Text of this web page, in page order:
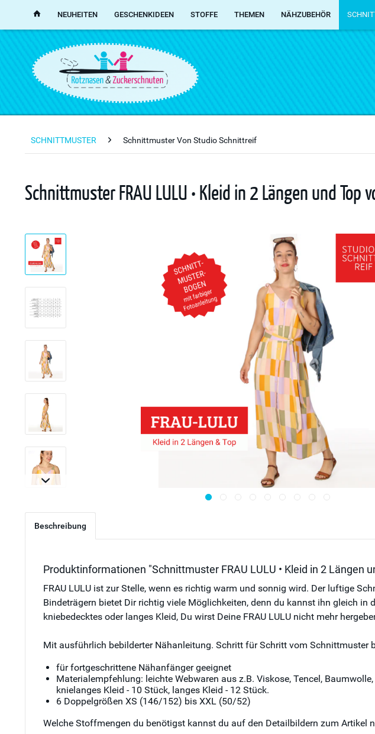
NEUHEITEN GESCHENKIDEEN STOFFE THEMEN NÄHZUBEHÖR
SCHNITTMUSTER Schnittmuster Von Studio Schnittreif
Schnittmuster FRAU LULU • Kleid in 2 Längen und Top
Beschreibung
Produktinformationen "Schnittmuster FRAU LULU • Kleid in 2 Längen
FRAU LULU ist zur Stelle, wenn es richtig warm und sonnig wird. Der luftige
Bindeträgern bietet Dir richtig viele Möglichkeiten, denn du kannst ihn gleich
kniebedecktes oder langes Kleid, Du wirst Deine FRAU LULU nicht mehr
Mit ausführlich bebilderter Nähanleitung. Schritt für Schritt vom Schnittmuster
für fortgeschrittene Nähanfänger geeignet
Materialempfehlung: leichte Webwaren aus z.B. Viskose, Tencel,
knielanges Kleid - 10 Stück, langes Kleid - 12 Stück.
6 Doppelgrößen XS (146/152) bis XXL (50/52)
Welche Stoffmengen du benötigst kannst du auf den Detailbildern zum Artikel